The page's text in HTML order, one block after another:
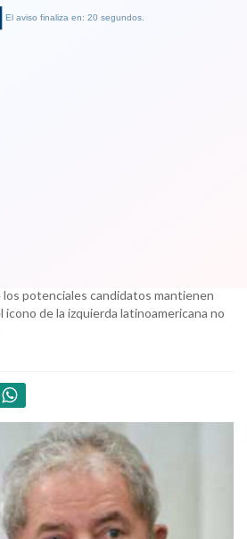
los potenciales candidatos mantienen
de la izquierda latinoamericana no
El aviso finaliza en: 19 segundos.